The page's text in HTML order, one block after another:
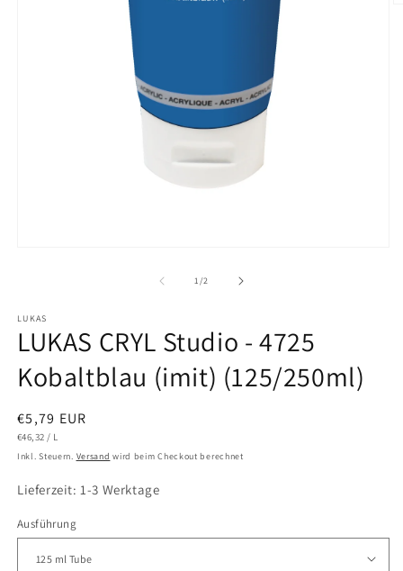
1/von
2
LUKAS
LUKAS CRYL Studio - 4725
Kobaltblau (imit) (125/250ml)
Normaler
Preis
€5,79 EUR
GRUNDPREIS
€46,32 / PRO
L
Inkl. Steuern. Versand wird beim Checkout berechnet
Lieferzeit: 1-3 Werktage
Ausführung